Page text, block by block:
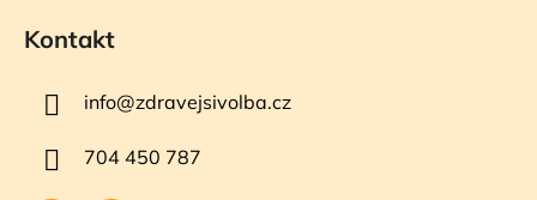
Kontakt
info@zdravejsivolba.cz
704 450 787